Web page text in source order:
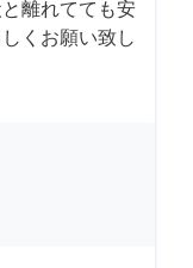
離れてても安
くお願い致し